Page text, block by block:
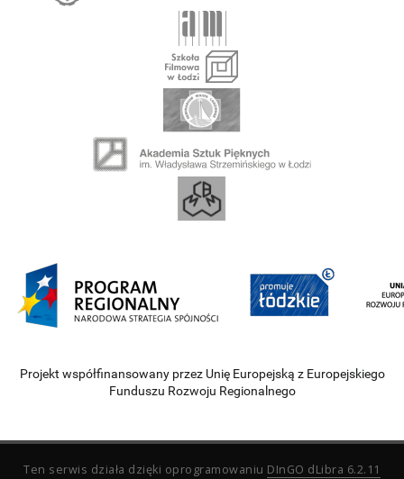
Projekt współfinansowany przez Unię Europejską z Europejskiego
Funduszu Rozwoju Regionalnego
Ten serwis działa dzięki oprogramowaniu DInGO dLibra 6.2.11